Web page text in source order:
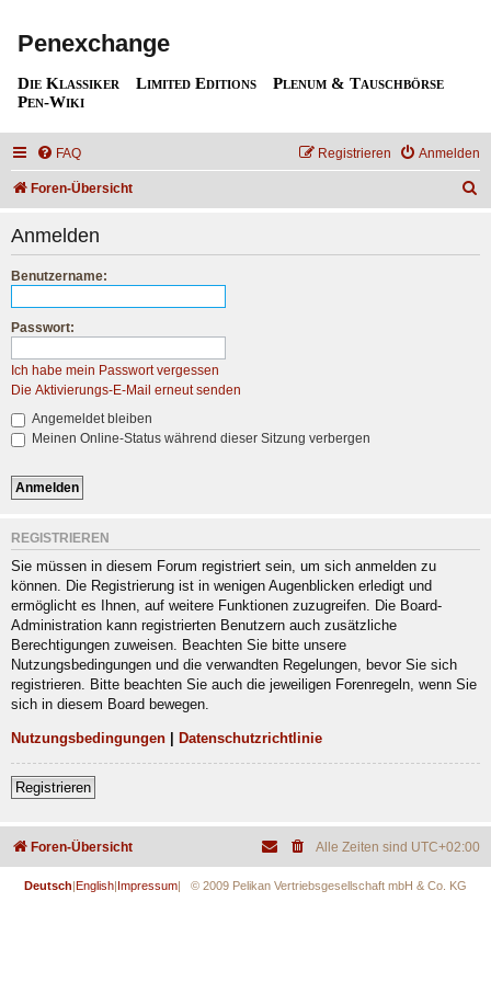
Penexchange
Die Klassiker Limited Editions
Plenum & Tauschbörse
Pen-Wiki
FAQ Anmelden
Registrieren
Foren-Übersicht
Anmelden
Benutzername:
Passwort:
Ich habe mein Passwort vergessen
Die Aktivierungs-E-Mail erneut senden
Angemeldet bleiben
Meinen Online-Status während dieser Sitzung verbergen
REGISTRIEREN
Sie müssen in diesem Forum registriert sein, um sich anmelden zu
können. Die Registrierung ist in wenigen Augenblicken erledigt und
ermöglicht es Ihnen, auf weitere Funktionen zuzugreifen. Die Board-
Administration kann registrierten Benutzern auch zusätzliche
Berechtigungen zuweisen. Beachten Sie bitte unsere
Nutzungsbedingungen und die verwandten Regelungen, bevor Sie sich
registrieren. Bitte beachten Sie auch die jeweiligen Forenregeln, wenn Sie
sich in diesem Board bewegen.
Nutzungsbedingungen Datenschutzrichtlinie
Registrieren
Foren-Übersicht Alle Zeiten sind UTC+02:00
Deutsch English Impressum | © 2009 Pelikan Vertriebsgesellschaft mbH & Co. KG